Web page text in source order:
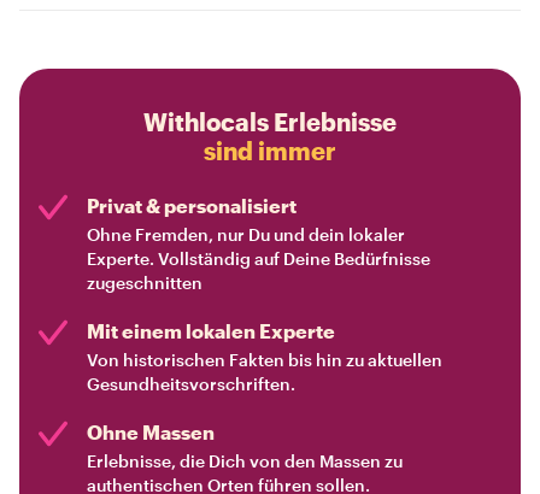
Withlocals Erlebnisse
sind immer
Privat & personalisiert
Ohne Fremden, nur Du und dein lokaler
Experte. Vollständig auf Deine Bedürfnisse
zugeschnitten
Mit einem lokalen Experte
Von historischen Fakten bis hin zu aktuellen
Gesundheitsvorschriften.
Ohne Massen
Erlebnisse, die Dich von den Massen zu
authentischen Orten führen sollen.